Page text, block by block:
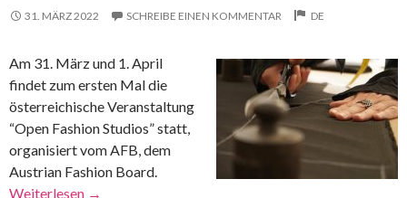
31. MÄRZ 2022 SCHREIBE EINEN KOMMENTAR DE
Am 31. März und 1. April
findet zum ersten Mal die
österreichische Veranstaltung
“Open Fashion Studios” statt,
organisiert vom AFB, dem
Austrian Fashion Board.
Weiterlesen →